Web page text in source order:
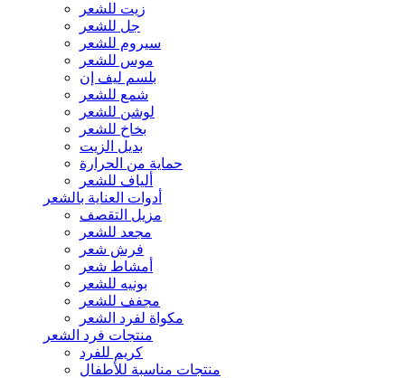
زيت للشعر
جل للشعر
سيروم للشعر
موس للشعر
بلسم ليف إن
شمع للشعر
لوشن للشعر
بخاخ للشعر
بديل الزيت
حماية من الحرارة
ألياف للشعر
أدوات العناية بالشعر
مزيل التقصف
مجعد للشعر
فرش شعر
أمشاط شعر
بونيه للشعر
مجفف للشعر
مكواة لفرد الشعر
منتجات فرد الشعر
كريم للفرد
منتجات مناسبة للأطفال